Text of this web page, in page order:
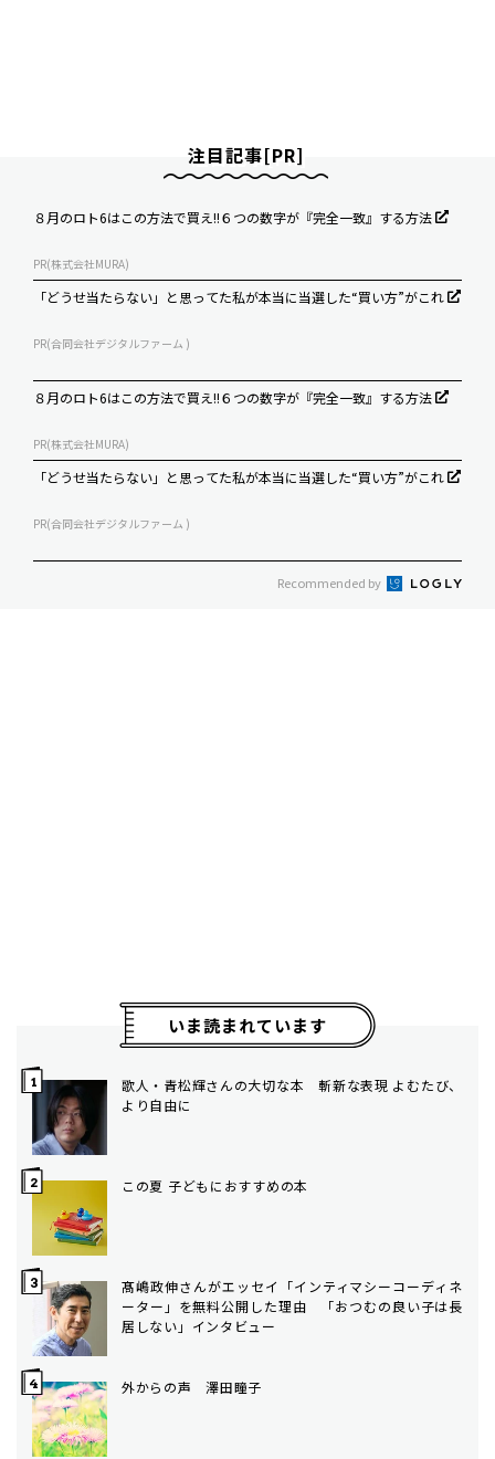
注目記事[PR]
８月のロト6はこの方法で買え!!６つの数字が『完全一致』する方法
PR(株式会社MURA)
「どうせ当たらない」と思ってた私が本当に当選した“買い方”がこれ
PR(合同会社デジタルファーム )
８月のロト6はこの方法で買え!!６つの数字が『完全一致』する方法
PR(株式会社MURA)
「どうせ当たらない」と思ってた私が本当に当選した“買い方”がこれ
PR(合同会社デジタルファーム )
Recommended by
いま読まれています
歌人・青松輝さんの大切な本 斬新な表現 よむたび、
より自由に
この夏 子どもにおすすめの本
髙嶋政伸さんがエッセイ「インティマシーコーディネ
ーター」を無料公開した理由 「おつむの良い子は長
居しない」インタビュー
外からの声 澤田瞳子